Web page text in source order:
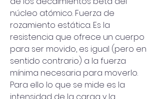
núcleo atómico. Fuerza de
rozamiento estática. Es la
resistencia que ofrece un cuerpo
para ser movido, es igual (pero en
sentido contrario) a la fuerza
mínima necesaria para moverlo.
Para ello lo que se mide es la